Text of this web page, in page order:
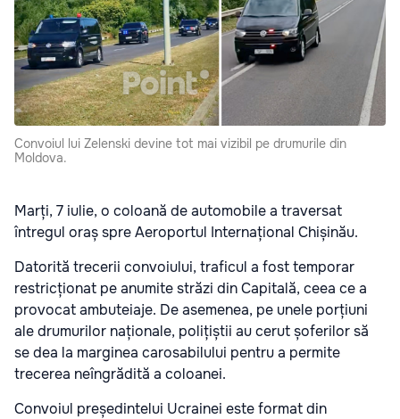
Convoiul lui Zelenski devine tot mai vizibil pe drumurile din
Moldova.
Marți, 7 iulie, o coloană de automobile a traversat
întregul oraș spre Aeroportul Internațional Chișinău.
Datorită trecerii convoiului, traficul a fost temporar
restricționat pe anumite străzi din Capitală, ceea ce a
provocat ambuteiaje. De asemenea, pe unele porțiuni
ale drumurilor naționale, polițiștii au cerut șoferilor să
se dea la marginea carosabilului pentru a permite
trecerea neîngrădită a coloanei.
Convoiul președintelui Ucrainei este format din